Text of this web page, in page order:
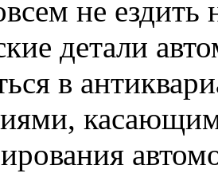
не ездить
детали
в